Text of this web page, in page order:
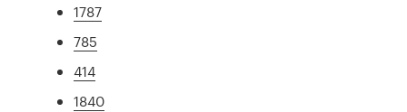
1787
785
414
1840